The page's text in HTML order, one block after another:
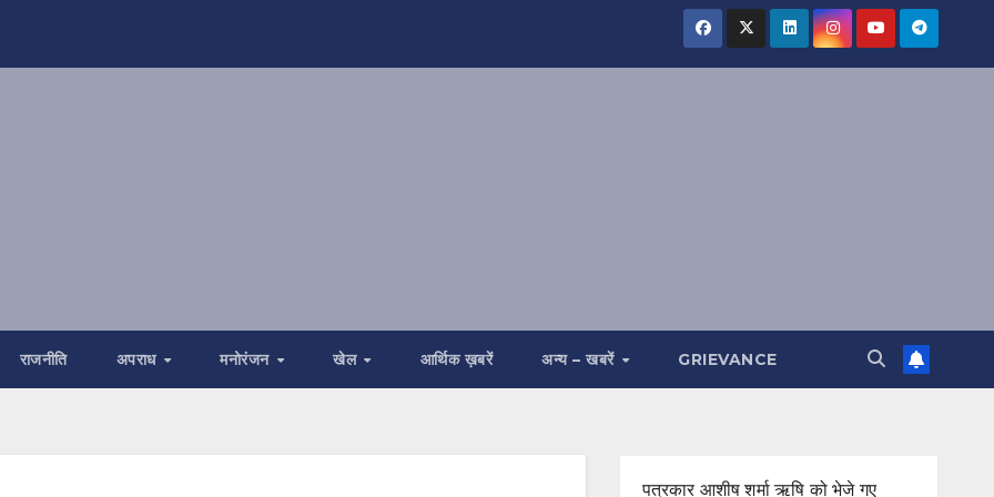
राजनीति अपराध मनोरंजन खेल आर्थिक ख़बरें अन्य – खबरें GRIEVANCE
पत्रकार आशीष शर्मा ऋषि को भेजे गए